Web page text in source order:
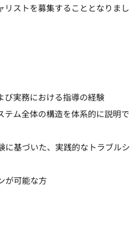
リストを募集することとなりまし
び実務における指導の経験
テム全体の構造を体系的に説明で
に基づいた、実践的なトラブルシ
が可能な方